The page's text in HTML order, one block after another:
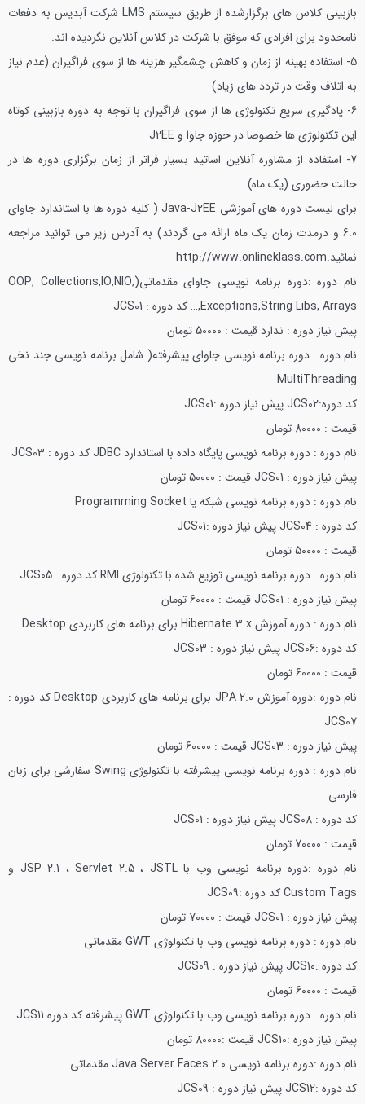
بازبینی کلاس های برگزارشده از طریق سیستم LMS شرکت آبدیس به دفعات
نامحدود برای افرادی که موفق با شرکت در کلاس آنلاین نگردیده اند.
5- استفاده بهینه از زمان و کاهش چشمگیر هزینه ها از سوی فراگیران (عدم نیاز
به اتلاف وقت در تردد های زیاد)
6- یادگیری سریع تکنولوژی ها از سوی فراگیران با توجه به دوره بازبینی کوتاه
این تکنولوژی ها خصوصا در حوزه جاوا و J2EE
7- استفاده از مشاوره آنلاین اساتید بسیار فراتر از زمان برگزاری دوره ها در
حالت حضوری (یک ماه)
برای لیست دوره های آموزشی Java-J2EE ( کلیه دوره ها با استاندارد جاوای
6.0 و درمدت زمان یک ماه ارائه می گردند) به آدرس زیر می توانید مراجعه
نمائید.http://www.onlineklass.com
نام دوره :دوره برنامه نویسی جاوای مقدماتی(OOP, Collections,IO,NIO,
Exceptions,String Libs, Arrays,…
کد دوره : JCS01
پیش نیاز دوره : ندارد قیمت : 50000 تومان
نام دوره : دوره برنامه نویسی جاوای پیشرفته( شامل برنامه نویسی جند نخی
MultiThreading
کد دوره:JCS02
پیش نیاز دوره :JCS01
قیمت : 80000 تومان
نام دوره : دوره برنامه نویسی پایگاه داده با استاندارد JDBC
کد دوره : JCS03
پیش نیاز دوره : JCS01
قیمت : 50000 تومان
نام دوره : دوره برنامه نویسی شبکه یا Programming Socket
کد دوره : JCS04
پیش نیاز دوره :JCS01
قیمت : 50000 تومان
نام دوره : دوره برنامه نویسی توزیع شده با تکنولوژی RMI
کد دوره : JCS05
پیش نیاز دوره : JCS01
قیمت : 60000 تومان
نام دوره : دوره آموزش Hibernate 3.x برای برنامه های کاربردی Desktop
کد دوره :JCS06
پیش نیاز دوره : JCS03
قیمت : 60000 تومان
نام دوره :دوره آموزش JPA 2.0 برای برنامه های کاربردی Desktop
کد دوره :
JCS07
پیش نیاز دوره : JCS03
قیمت : 60000 تومان
نام دوره : دوره برنامه نویسی پیشرفته با تکنولوژی Swing سفارشی برای زبان
فارسی
کد دوره : JCS08
پیش نیاز دوره : JCS01
قیمت : 70000 تومان
نام دوره :دوره برنامه نویسی وب با JSP 2.1 ، Servlet 2.5 ، JSTL و
Custom Tagsکد دوره :JCS09
پیش نیاز دوره : JCS01
قیمت : 70000 تومان
نام دوره : دوره برنامه نویسی وب با تکنولوژی GWT مقدماتی
کد دوره :JCS10
پیش نیاز دوره : JCS09
قیمت : 60000 تومان
نام دوره : دوره برنامه نویسی وب با تکنولوژی GWT پیشرفته
کد دوره:JCS11
پیش نیاز دوره :JCS10
قیمت :80000 تومان
نام دوره :دوره برنامه نویسی Java Server Faces 2.0 مقدماتی
کد دوره :JCS12
پیش نیاز دوره : JCS09